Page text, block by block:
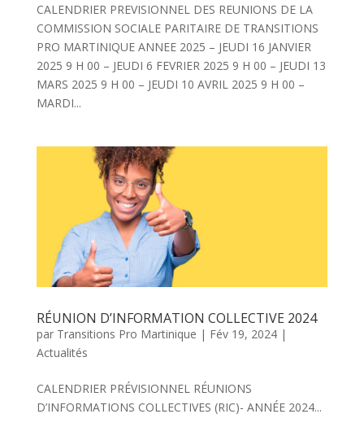
CALENDRIER PREVISIONNEL DES REUNIONS DE LA
COMMISSION SOCIALE PARITAIRE DE TRANSITIONS
PRO MARTINIQUE ANNEE 2025 – JEUDI 16 JANVIER
2025 9 H 00 – JEUDI 6 FEVRIER 2025 9 H 00 – JEUDI 13
MARS 2025 9 H 00 – JEUDI 10 AVRIL 2025 9 H 00 –
MARDI...
RÉUNION D’INFORMATION COLLECTIVE 2024
par Transitions Pro Martinique | Fév 19, 2024|
Actualités
CALENDRIER PRÉVISIONNEL RÉUNIONS
D’INFORMATIONS COLLECTIVES (RIC)- ANNÉE 2024...